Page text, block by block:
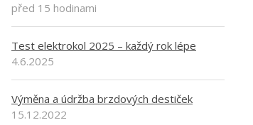
před 15 hodinami
Test elektrokol 2025 – každý rok lépe
4.6.2025
Výměna a údržba brzdových destiček
15.12.2022